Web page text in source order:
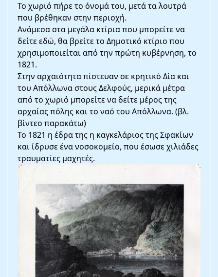
Το χωριό πήρε το όνομά του, μετά τα λουτρά
που βρέθηκαν στην περιοχή.
Ανάμεσα στα μεγάλα κτίρια που μπορείτε να
δείτε εδώ, θα βρείτε το Δημοτικό κτίριο που
χρησιμοποιείται από την πρώτη κυβέρνηση, το
1821.
Στην αρχαιότητα πίστευαν σε κρητικό Δία και
του Απόλλωνα στους Δελφούς, μερικά μέτρα
από το χωριό μπορείτε να δείτε μέρος της
αρχαίας πόλης και το ναό του Απόλλωνα. (βλ.
βίντεο παρακάτω)
Το 1821 η έδρα της η καγκελάριος της Σφακίων
και ίδρυσε ένα νοσοκομείο, που έσωσε χιλιάδες
τραυματίες μαχητές.